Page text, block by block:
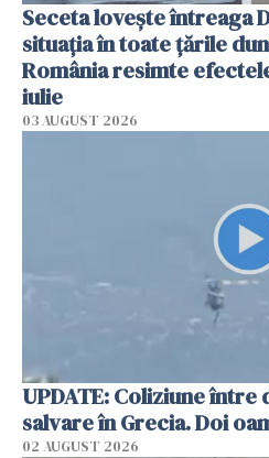
Seceta lovește întreaga
situația în toate țările
România resimte
iulie
03 AUGUST 2026
UPDATE: Coliziune
salvare în Grecia. Doi
02 AUGUST 2026